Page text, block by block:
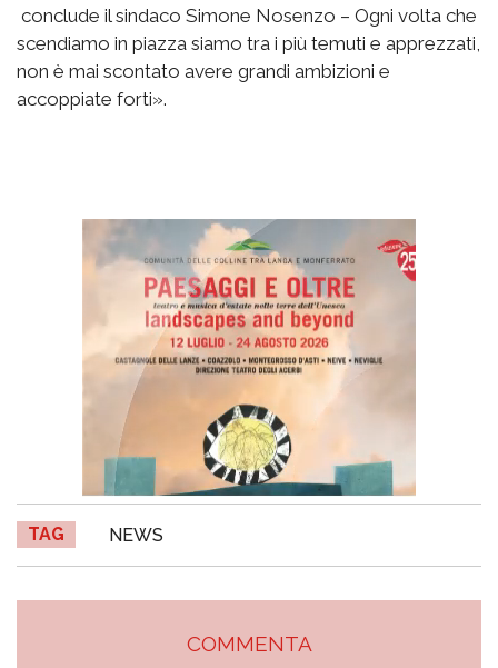
conclude il sindaco Simone Nosenzo – Ogni volta che
scendiamo in piazza siamo tra i più temuti e apprezzati,
non è mai scontato avere grandi ambizioni e
accoppiate forti».
TAG NEWS
COMMENTA